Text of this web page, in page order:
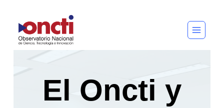
al
contenido
El Oncti y